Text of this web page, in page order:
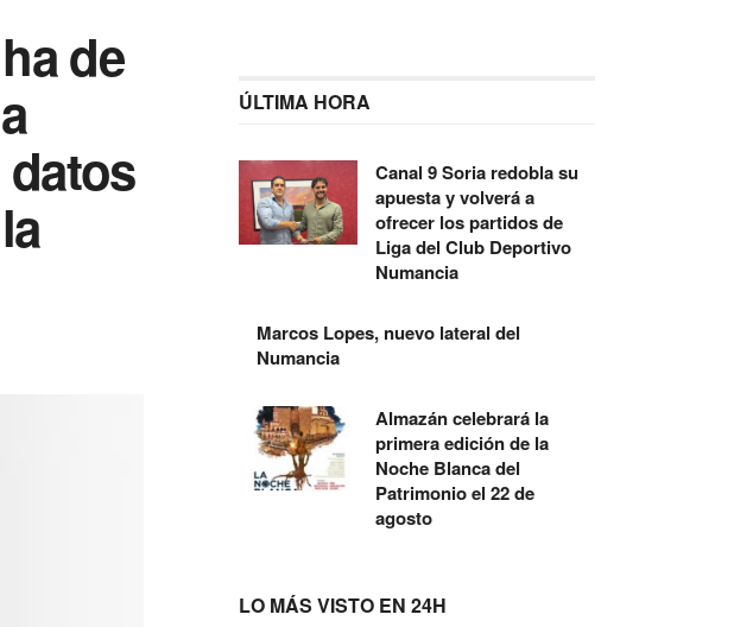
de
ÚLTIMA HORA
Canal 9 Soria redobla su
apuesta y volverá a
ofrecer los partidos de
Liga del Club Deportivo
Numancia
Marcos Lopes, nuevo lateral del
Numancia
Almazán celebrará la
primera edición de la
Noche Blanca del
Patrimonio el 22 de
agosto
LO MÁS VISTO EN 24H